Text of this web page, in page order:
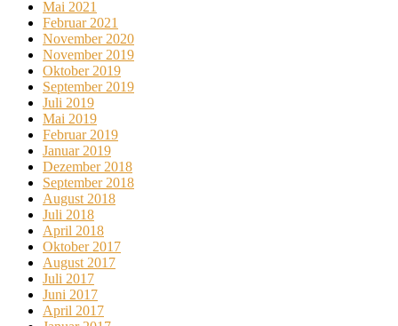
Mai 2021
Februar 2021
November 2020
November 2019
Oktober 2019
September 2019
Juli 2019
Mai 2019
Februar 2019
Januar 2019
Dezember 2018
September 2018
August 2018
Juli 2018
April 2018
Oktober 2017
August 2017
Juli 2017
Juni 2017
April 2017